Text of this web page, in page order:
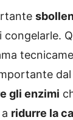
congelarle.
gli enzimi
ridurre la